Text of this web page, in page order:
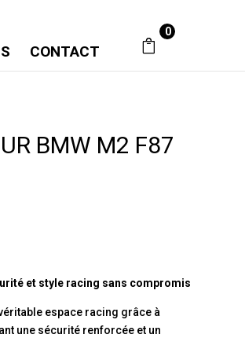
CONTACT
0
BMW M2 F87
€
€
et style racing sans compromis
espace racing grâce à
une sécurité renforcée et un